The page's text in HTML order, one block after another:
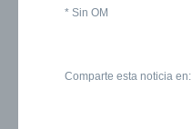
* Sin OM
Comparte esta noticia en: